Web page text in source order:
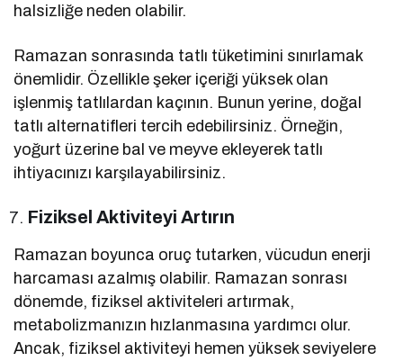
halsizliğe neden olabilir.
Ramazan sonrasında tatlı tüketimini sınırlamak
önemlidir. Özellikle şeker içeriği yüksek olan
işlenmiş tatlılardan kaçının. Bunun yerine, doğal
tatlı alternatifleri tercih edebilirsiniz. Örneğin,
yoğurt üzerine bal ve meyve ekleyerek tatlı
ihtiyacınızı karşılayabilirsiniz.
Fiziksel Aktiviteyi Artırın
Ramazan boyunca oruç tutarken, vücudun enerji
harcaması azalmış olabilir. Ramazan sonrası
dönemde, fiziksel aktiviteleri artırmak,
metabolizmanızın hızlanmasına yardımcı olur.
Ancak, fiziksel aktiviteyi hemen yüksek seviyelere